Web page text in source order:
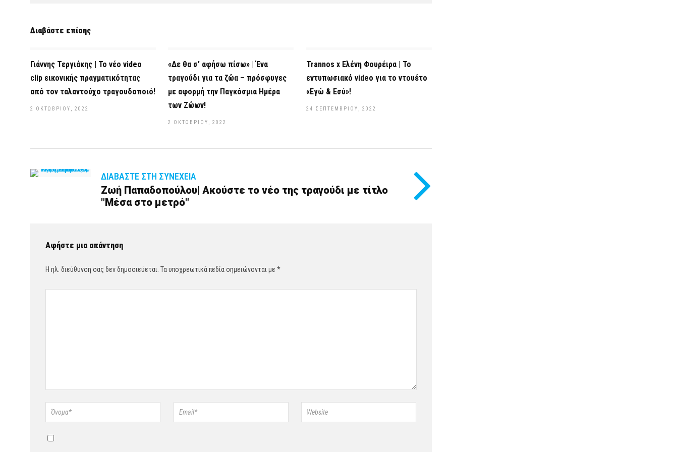
Διαβάστε επίσης
Γιάννης Τεργιάκης | Το νέο video
clip εικονικής πραγματικότητας
από τον ταλαντούχο τραγουδοποιό!
2 ΟΚΤΩΒΡΊΟΥ, 2022
«Δε θα σ’ αφήσω πίσω» | Ένα
τραγούδι για τα ζώα – πρόσφυγες
με αφορμή την Παγκόσμια Ημέρα
των Ζώων!
2 ΟΚΤΩΒΡΊΟΥ, 2022
Trannos x Ελένη Φουρέιρα | Το
εντυπωσιακό video για το ντουέτο
«Εγώ & Εσύ»!
24 ΣΕΠΤΕΜΒΡΊΟΥ, 2022
ΔΙΑΒΆΣΤΕ ΣΤΗ ΣΥΝΈΧΕΙΑ
Ζωή Παπαδοπούλου| Ακούστε το νέο της τραγούδι με τίτλο
"Μέσα στο μετρό"
Αφήστε μια απάντηση
Η ηλ. διεύθυνση σας δεν δημοσιεύεται. Τα υποχρεωτικά πεδία σημειώνονται με *